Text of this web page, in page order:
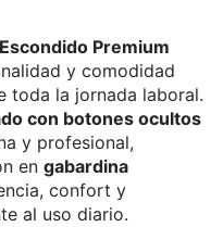
Premium
y comodidad
toda la jornada laboral.
con botones ocultos
y profesional,
en gabardina
confort y
al uso diario.